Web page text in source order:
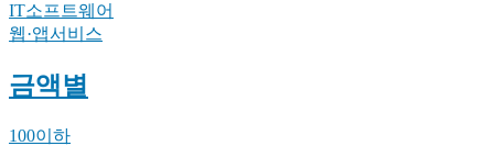
IT소프트웨어
웹·앱서비스
금액별
100이하